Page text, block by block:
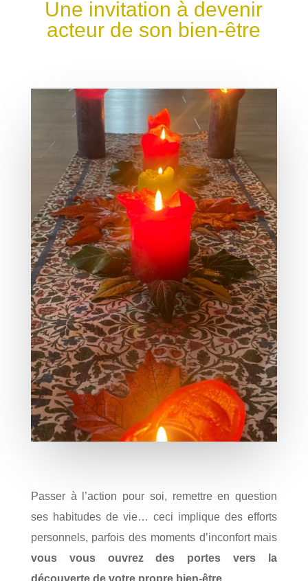
Une invitation à devenir
acteur de son bien-être
Passer à l’action pour soi, remettre en question
ses habitudes de vie… ceci implique des efforts
personnels, parfois des moments d’inconfort mais
vous vous ouvrez des portes vers la
découverte de votre propre bien-être.